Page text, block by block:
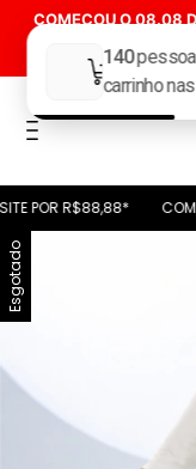
COMEÇOU O 08.08
88,88*
R$88,88* COMEÇOU
Esgotado